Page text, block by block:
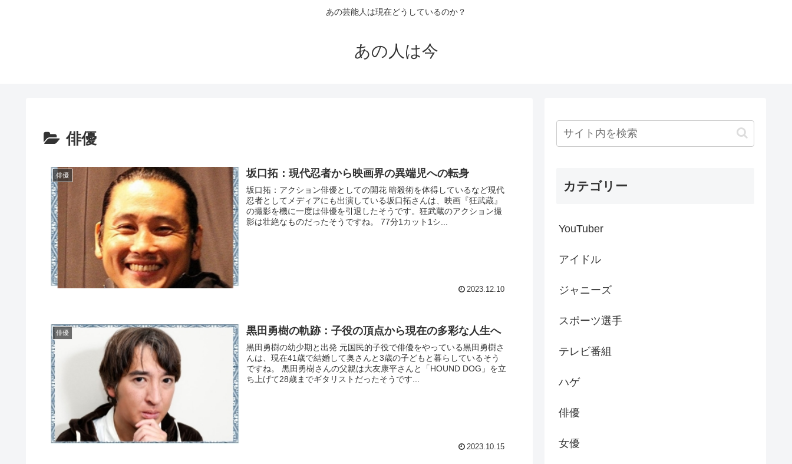
あの芸能人は現在どうしているのか？
あの人は今
俳優
俳優 坂口拓：現代忍者から映画界の異端児への転身
坂口拓：アクション俳優としての開花 暗殺術を体得しているなど現代
忍者としてメディアにも出演している坂口拓さんは、映画『狂武蔵』
の撮影を機に一度は俳優を引退したそうです。狂武蔵のアクション撮
影は壮絶なものだったそうですね。 77分1カット1シ...
2023.12.10
俳優 黒田勇樹の軌跡：子役の頂点から現在の多彩な人生へ
黒田勇樹の幼少期と出発 元国民的子役で俳優をやっている黒田勇樹さ
んは、現在41歳で結婚して奥さんと3歳の子どもと暮らしているそう
ですね。 黒田勇樹さんの父親は大友康平さんと「HOUND DOG」を立
ち上げて28歳までギタリストだったそうです...
2023.10.15
カテゴリー
YouTuber
アイドル
ジャニーズ
スポーツ選手
テレビ番組
ハゲ
俳優
女優